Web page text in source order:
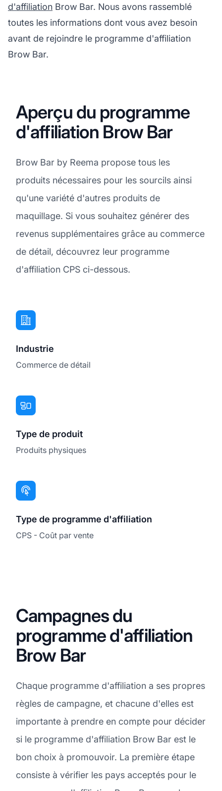
d'affiliation Brow Bar. Nous avons rassemblé
toutes les informations dont vous avez besoin
avant de rejoindre le programme d'affiliation
Brow Bar.
Aperçu du programme
d'affiliation Brow Bar
Brow Bar by Reema propose tous les
produits nécessaires pour les sourcils ainsi
qu'une variété d'autres produits de
maquillage. Si vous souhaitez générer des
revenus supplémentaires grâce au commerce
de détail, découvrez leur programme
d'affiliation CPS ci-dessous.
Industrie
Commerce de détail
Type de produit
Produits physiques
Type de programme d'affiliation
CPS - Coût par vente
Campagnes du
programme d'affiliation
Brow Bar
Chaque programme d'affiliation a ses propres
règles de campagne, et chacune d'elles est
importante à prendre en compte pour décider
si le programme d'affiliation Brow Bar est le
bon choix à promouvoir. La première étape
consiste à vérifier les pays acceptés pour le